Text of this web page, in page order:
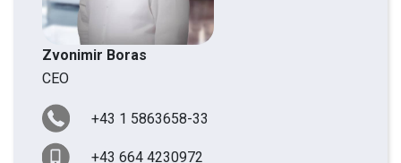
Zvonimir Boras
CEO
+43 1 5863658-33
+43 664 4230972